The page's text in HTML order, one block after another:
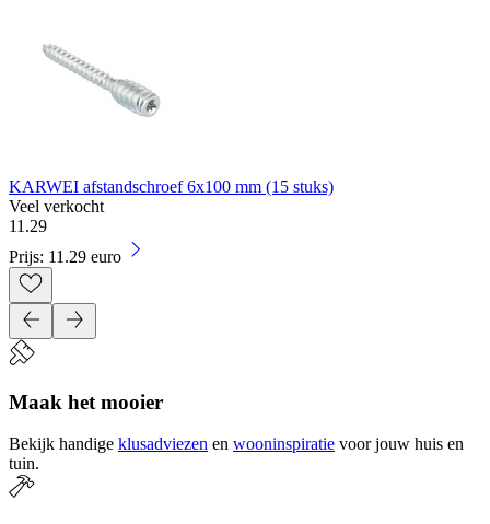
KARWEI afstandschroef 6x100 mm (15 stuks)
Veel verkocht
11 .29
Prijs: 11.29 euro
Maak het mooier
Bekijk handige klusadviezen en wooninspiratie voor jouw huis en
tuin.